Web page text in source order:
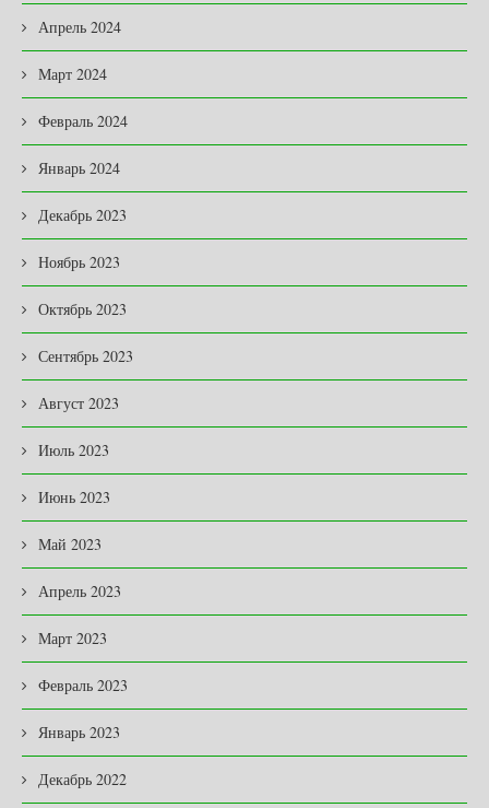
Апрель 2024
Март 2024
Февраль 2024
Январь 2024
Декабрь 2023
Ноябрь 2023
Октябрь 2023
Сентябрь 2023
Август 2023
Июль 2023
Июнь 2023
Май 2023
Апрель 2023
Март 2023
Февраль 2023
Январь 2023
Декабрь 2022